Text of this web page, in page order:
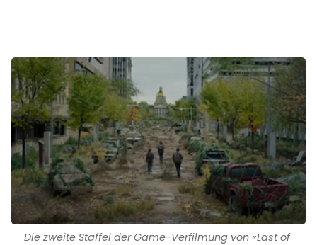
Team
Zusammenarbeit
Kontakt
Die zweite Staffel der Game-Verfilmung von «Last of